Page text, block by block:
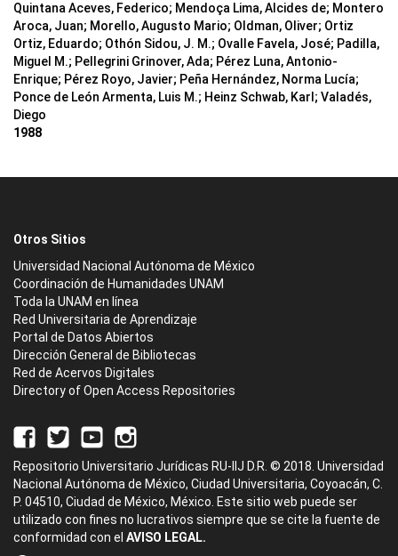
Quintana Aceves, Federico; Mendoça Lima, Alcides de; Montero
Aroca, Juan; Morello, Augusto Mario; Oldman, Oliver; Ortiz
Ortiz, Eduardo; Othón Sidou, J. M.; Ovalle Favela, José; Padilla,
Miguel M.; Pellegrini Grinover, Ada; Pérez Luna, Antonio-
Enrique; Pérez Royo, Javier; Peña Hernández, Norma Lucía;
Ponce de León Armenta, Luis M.; Heinz Schwab, Karl; Valadés,
Diego
1988
Otros Sitios
Universidad Nacional Autónoma de México
Coordinación de Humanidades UNAM
Toda la UNAM en línea
Red Universitaria de Aprendizaje
Portal de Datos Abiertos
Dirección General de Bibliotecas
Red de Acervos Digitales
Directory of Open Access Repositories
Repositorio Universitario Jurídicas RU-IIJ D.R. © 2018. Universidad
Nacional Autónoma de México, Ciudad Universitaria, Coyoacán, C.
P. 04510, Ciudad de México, México. Este sitio web puede ser
utilizado con fines no lucrativos siempre que se cite la fuente de
conformidad con el AVISO LEGAL.